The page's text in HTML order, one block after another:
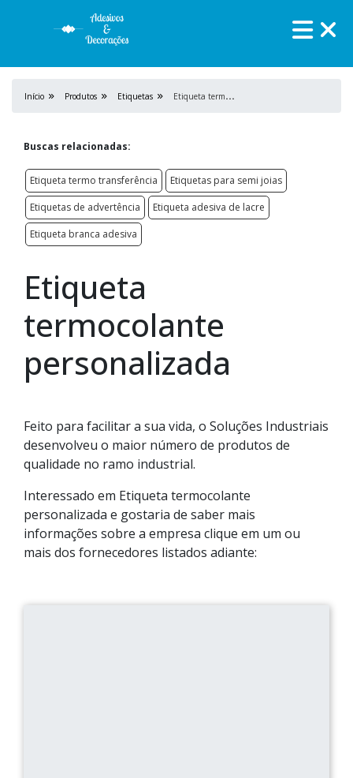
Início Produtos Etiquetas E
tiqueta termocolante personalizada
Buscas relacionadas:
Etiqueta termo transferência
Etiquetas para semi joias
Etiquetas de advertência
Etiqueta adesiva de lacre
Etiqueta branca adesiva
Etiqueta
termocolante
personalizada
Feito para facilitar a sua vida, o Soluções Industriais
desenvolveu o maior número de produtos de
qualidade no ramo industrial.
Interessado em Etiqueta termocolante
personalizada e gostaria de saber mais
informações sobre a empresa clique em um ou
mais dos fornecedores listados adiante: